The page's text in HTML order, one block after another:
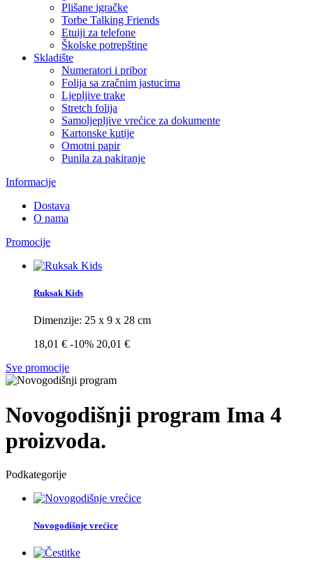
Plišane igračke
Torbe Talking Friends
Etuiji za telefone
Školske potrepštine
Skladište
Numeratori i pribor
Folija sa zračnim jastucima
Ljepljive trake
Stretch folija
Samoljepljive vrećice za dokumente
Kartonske kutije
Omotni papir
Punila za pakiranje
Informacije
Dostava
O nama
Promocije
Ruksak Kids
Dimenzije: 25 x 9 x 28 cm
18,01 € -10% 20,01 €
Sve promocije
Novogodišnji program Ima 4
proizvoda.
Podkategorije
Novogodišnje vrećice